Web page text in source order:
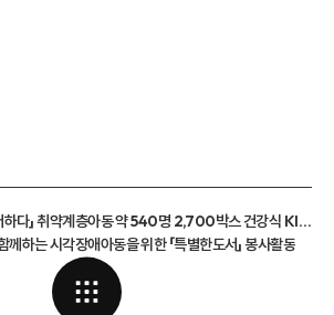
「가온: 따뜻함을 더하다」 취약계층아동 약 540명 2,700박스 건강식 KIT 지원
께하는 시각장애아동을 위한 「특별한도서」 봉사활동